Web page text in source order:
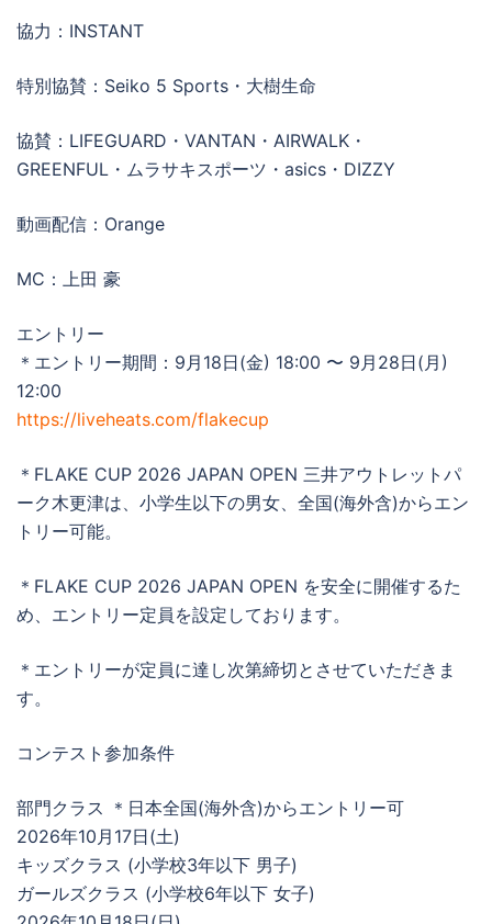
協力：INSTANT
特別協賛：Seiko 5 Sports・大樹生命
協賛：LIFEGUARD・VANTAN・AIRWALK・
GREENFUL・ムラサキスポーツ・asics・DIZZY
動画配信：Orange
MC：上田 豪
エントリー
＊エントリー期間：9月18日(金) 18:00 〜 9月28日(月)
12:00
https://liveheats.com/flakecup
＊FLAKE CUP 2026 JAPAN OPEN 三井アウトレットパ
ーク木更津は、小学生以下の男女、全国(海外含)からエン
トリー可能。
＊FLAKE CUP 2026 JAPAN OPEN を安全に開催するた
め、エントリー定員を設定しております。
＊エントリーが定員に達し次第締切とさせていただきま
す。
コンテスト参加条件
部門クラス ＊日本全国(海外含)からエントリー可
2026年10月17日(土)
キッズクラス (小学校3年以下 男子)
ガールズクラス (小学校6年以下 女子)